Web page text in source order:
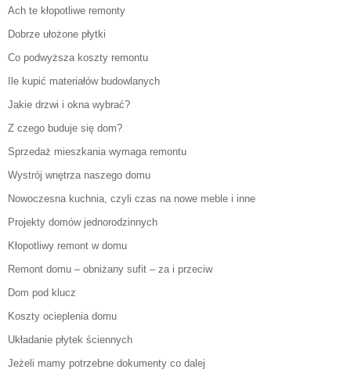
Ach te kłopotliwe remonty
Dobrze ułożone płytki
Co podwyższa koszty remontu
Ile kupić materiałów budowlanych
Jakie drzwi i okna wybrać?
Z czego buduje się dom?
Sprzedaż mieszkania wymaga remontu
Wystrój wnętrza naszego domu
Nowoczesna kuchnia, czyli czas na nowe meble i inne
Projekty domów jednorodzinnych
Kłopotliwy remont w domu
Remont domu – obniżany sufit – za i przeciw
Dom pod klucz
Koszty ocieplenia domu
Układanie płytek ściennych
Jeżeli mamy potrzebne dokumenty co dalej